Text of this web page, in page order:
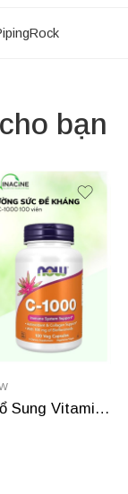
bạn
Viên Uống Bổ Sung Vitamin C Now C-1000 (250 viên)